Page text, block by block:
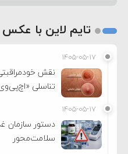
تایم لاین با عکس
۱۴۰۵-۰۵-۱۷
نقش
تناسلی
۱۴۰۵-۰۵-۱۷
سلامت‌محور